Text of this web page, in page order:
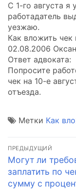
С 1-го августа я
работадатель
уезжаю.
Как вложить чек
02.08.2006
Ответ адвоката:
Попросите
чек на 10-е
отъезда.
Метки Как
Навигация
по
записям
ПРЕДЫДУЩИЙ
Предыдущая
запись:
Могут ли
заплатить по
сумму с